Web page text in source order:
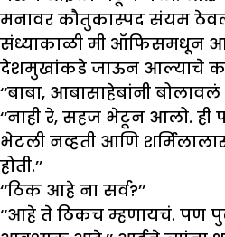
मनावर कौतुकास्पद संयम
संध्याकाळी मी ऑफिसमधून
देशमुखांकडे जाऊन आल्याचे
‘‘बाबा, आबासाहेबांनी बोलावलं
‘‘नाही रे, सहज भेटून आलो. ही
भेटली नव्हती आणि
होती.’’
‘‘ठिक आहे ना सर्व?’’
‘‘आहे ते ठिकच म्हणायचं. पण